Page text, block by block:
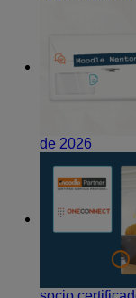
de 2026